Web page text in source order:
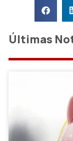
Últimas